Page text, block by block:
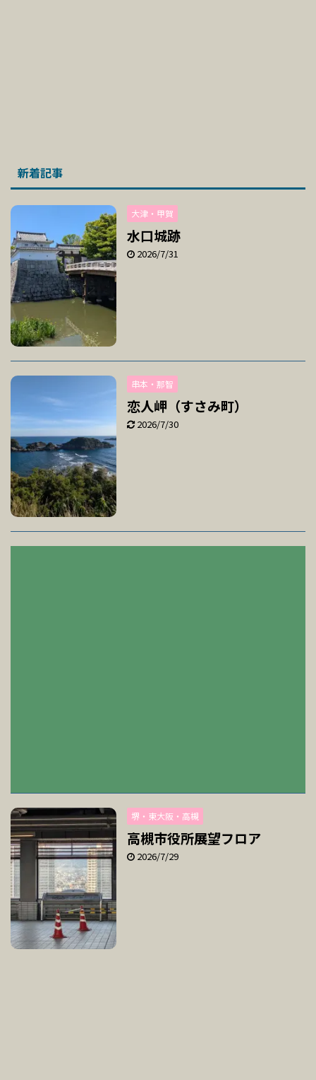
新着記事
大津・甲賀
水口城跡
2026/7/31
串本・那智
恋人岬（すさみ町）
2026/7/30
堺・東大阪・高槻
高槻市役所展望フロア
2026/7/29